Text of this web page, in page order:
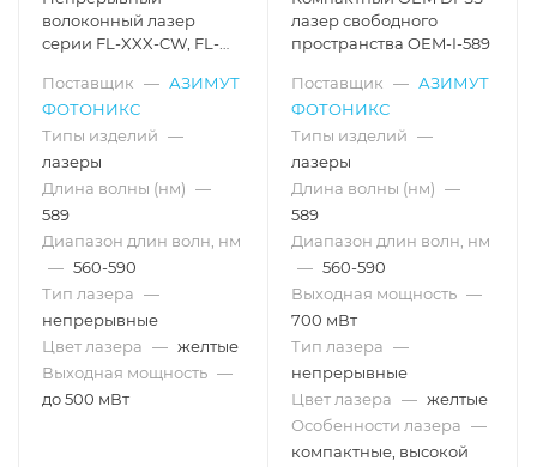
волоконный лазер
серии FL-XXX-CW, FL-
Поставщик — АЗИМУТ
ФОТОНИКС
Типы изделий —
лазеры
Длина волны (нм) —
589
Диапазон длин волн, нм
— 560-590
Тип лазера —
непрерывные
Цвет лазера — желтые
Выходная мощность —
до 500 мВт
лазер свободного
пространства OEM-I-589
Поставщик — АЗИМУТ
ФОТОНИКС
Типы изделий —
лазеры
Длина волны (нм) —
589
Диапазон длин волн, нм
— 560-590
Выходная мощность —
700 мВт
Тип лазера —
непрерывные
Цвет лазера — желтые
Особенности лазера —
компактные, высокой